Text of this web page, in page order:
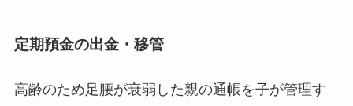
定期預金の出金・移管
高齢のため足腰が衰弱した親の通帳を子が管理す